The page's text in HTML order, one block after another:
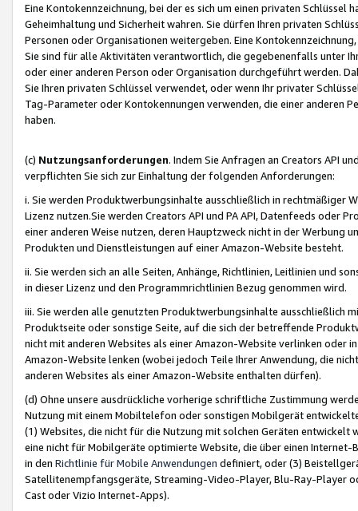
Eine Kontokennzeichnung, bei der es sich um einen privaten
Geheimhaltung und Sicherheit wahren. Sie dürfen Ihren privaten
Personen oder Organisationen weitergeben. Eine
Sie sind für alle Aktivitäten verantwortlich, die gegebenenfalls unter
oder einer anderen Person oder Organisation durchgeführt werden.
Sie Ihren privaten Schlüssel verwendet, oder wenn Ihr privater
Tag-Parameter oder Kontokennungen verwenden, die einer anderen
haben.
(c) Nutzungsanforderungen. Indem Sie Anfragen an Creators API
verpflichten Sie sich zur Einhaltung der folgenden Anforderungen:
i. Sie werden Produktwerbungsinhalte ausschließlich in rechtmäßiger
Lizenz nutzen.Sie werden Creators API und PA API, Datenfeeds oder
einer anderen Weise nutzen, deren Hauptzweck nicht in der Werbung
Produkten und Dienstleistungen auf einer Amazon-Website besteht.
ii. Sie werden sich an alle Seiten, Anhänge, Richtlinien, Leitlinien und
in dieser Lizenz und den Programmrichtlinien Bezug genommen wird.
iii. Sie werden alle genutzten Produktwerbungsinhalte ausschließlich
Produktseite oder sonstige Seite, auf die sich der betreffende
nicht mit anderen Websites als einer Amazon-Website verlinken oder
Amazon-Website lenken (wobei jedoch Teile Ihrer Anwendung, die
anderen Websites als einer Amazon-Website enthalten dürfen).
(d) Ohne unsere ausdrückliche vorherige schriftliche Zustimmung
Nutzung mit einem Mobiltelefon oder sonstigen Mobilgerät
(1) Websites, die nicht für die Nutzung mit solchen Geräten
eine nicht für Mobilgeräte optimierte Website, die über einen
in den Richtlinie für Mobile Anwendungen definiert, oder (3)
Satellitenempfangsgeräte, Streaming-Video-Player, Blu-Ray-Player
Cast oder Vizio Internet-Apps).